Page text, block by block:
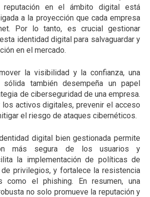
reputación en el ámbito digital está
a la proyección que cada empresa
Por lo tanto, es crucial gestionar
identidad digital para salvaguardar y
en el mercado.
la visibilidad y la confianza, una
sólida también desempeña un papel
de ciberseguridad de una empresa.
los activos digitales, prevenir el acceso
el riesgo de ataques cibernéticos.
digital bien gestionada permite
más segura de los usuarios y
la implementación de políticas de
privilegios, y fortalece la resistencia
como el phishing. En resumen, una
no solo promueve la reputación y